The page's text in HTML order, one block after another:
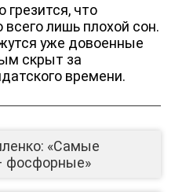
грезится, что
лишь плохой сон.
уже довоенные
скрыт за
времени.
«Самые
фосфорные»